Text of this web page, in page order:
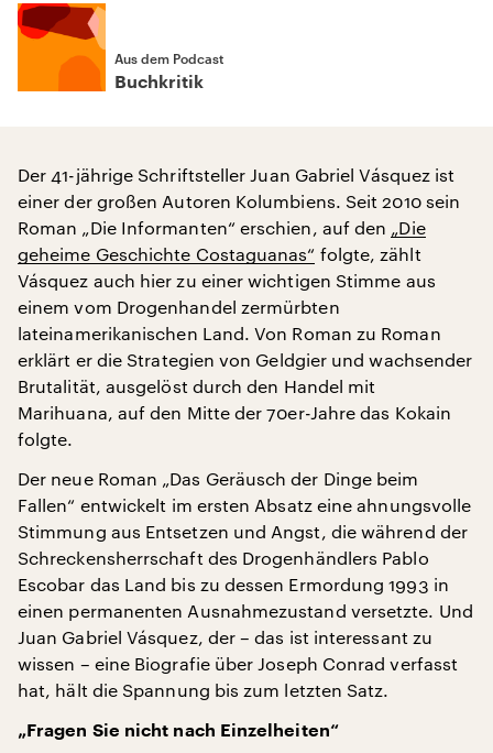
Aus dem Podcast
Buchkritik
Der 41-jährige Schriftsteller Juan Gabriel Vásquez ist
einer der großen Autoren Kolumbiens. Seit 2010 sein
Roman „Die Informanten“ erschien, auf den „Die
geheime Geschichte Costaguanas“ folgte, zählt
Vásquez auch hier zu einer wichtigen Stimme aus
einem vom Drogenhandel zermürbten
lateinamerikanischen Land. Von Roman zu Roman
erklärt er die Strategien von Geldgier und wachsender
Brutalität, ausgelöst durch den Handel mit
Marihuana, auf den Mitte der 70er-Jahre das Kokain
folgte.
Der neue Roman „Das Geräusch der Dinge beim
Fallen“ entwickelt im ersten Absatz eine ahnungsvolle
Stimmung aus Entsetzen und Angst, die während der
Schreckensherrschaft des Drogenhändlers Pablo
Escobar das Land bis zu dessen Ermordung 1993 in
einen permanenten Ausnahmezustand versetzte. Und
Juan Gabriel Vásquez, der – das ist interessant zu
wissen – eine Biografie über Joseph Conrad verfasst
hat, hält die Spannung bis zum letzten Satz.
„Fragen Sie nicht nach Einzelheiten“